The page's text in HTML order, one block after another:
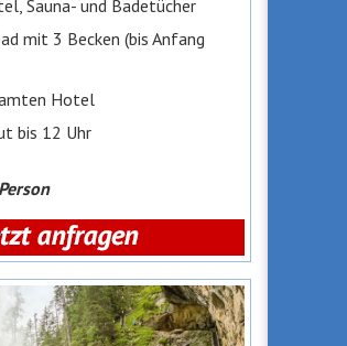
Sauna- und Badetücher
mit 3 Becken (bis Anfang
Hotel
bis 12 Uhr